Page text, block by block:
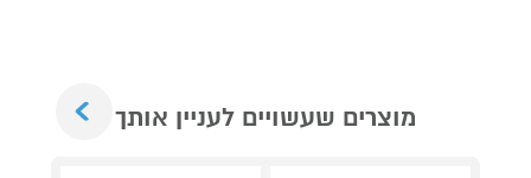
מוצרים שעשויים לעניין אותך